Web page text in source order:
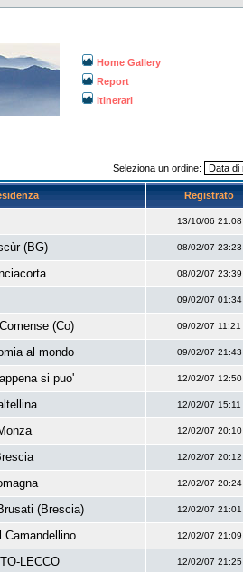
Home Gallery
Report
Itinerari
Seleziona un ordine:
Registrato
13/10/06 21:08
(BG) 08/02/07 23:23
08/02/07 23:39
09/02/07 01:34
(Co) 09/02/07 11:21
al mondo 09/02/07 21:43
si puo' 12/02/07 12:50
12/02/07 15:11
12/02/07 20:10
12/02/07 20:12
12/02/07 20:24
(Brescia) 12/02/07 21:01
Camandellino 12/02/07 21:09
LECCO 12/02/07 21:25